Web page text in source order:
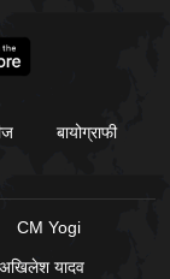
बायोग्राफी
CM Yogi
अखिलेश यादव